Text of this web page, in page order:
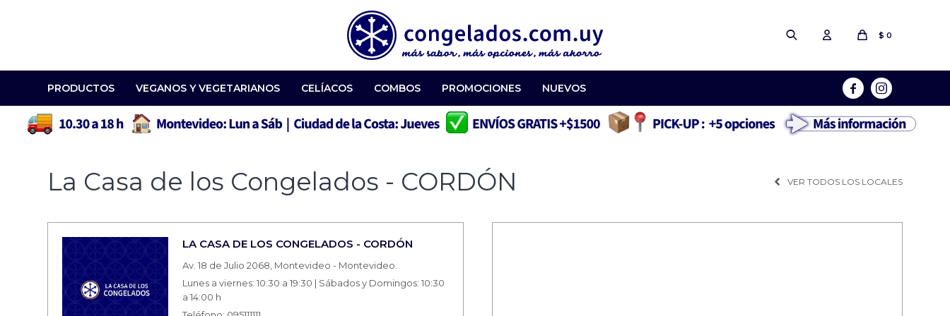
PRODUCTOS VEGANOS Y VEGETARIANOS CELÍACOS COMBOS PROMOCIONES NUEVOS
$ 0
 
La Casa de los Congelados - CORDÓN VER TODOS LOS LOCALES
LA CASA DE LOS CONGELADOS - CORDÓN
Av. 18 de Julio 2068, Montevideo - Montevideo.
Lunes a viernes: 10:30 a 19:30 | Sábados y Domingos: 10:30
a 14:00 h